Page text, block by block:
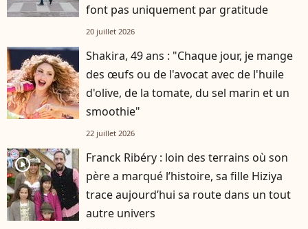
font pas uniquement par gratitude
20 juillet 2026
Shakira, 49 ans : "Chaque jour, je mange
des œufs ou de l'avocat avec de l'huile
d'olive, de la tomate, du sel marin et un
smoothie"
22 juillet 2026
player2
Franck Ribéry : loin des terrains où son
père a marqué l’histoire, sa fille Hiziya
trace aujourd’hui sa route dans un tout
autre univers